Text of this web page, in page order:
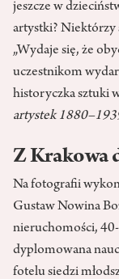
jeszcze w
artystki? Niektórzy
„Wydaje się, że
uczestnikom
historyczka sztuki
artystek
Z Krakowa
Na fotografii
Gustaw Nowina
nieruchomości,
dyplomowana
fotelu siedzi